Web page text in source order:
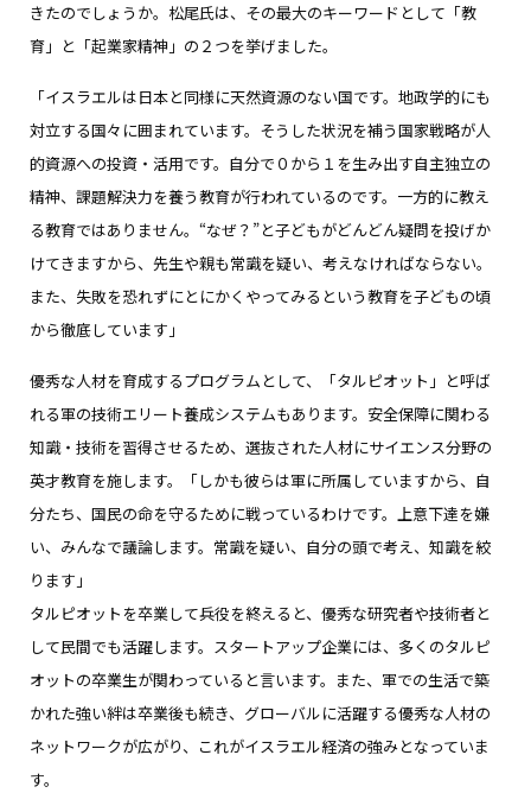
きたのでしょうか。松尾氏は、その最大のキーワードとして「教
育」と「起業家精神」の２つを挙げました。
「イスラエルは日本と同様に天然資源のない国です。地政学的にも
対立する国々に囲まれています。そうした状況を補う国家戦略が人
的資源への投資・活用です。自分で０から１を生み出す自主独立の
精神、課題解決力を養う教育が行われているのです。一方的に教え
る教育ではありません。“なぜ？”と子どもがどんどん疑問を投げか
けてきますから、先生や親も常識を疑い、考えなければならない。
また、失敗を恐れずにとにかくやってみるという教育を子どもの頃
から徹底しています」
優秀な人材を育成するプログラムとして、「タルピオット」と呼ば
れる軍の技術エリート養成システムもあります。安全保障に関わる
知識・技術を習得させるため、選抜された人材にサイエンス分野の
英才教育を施します。「しかも彼らは軍に所属していますから、自
分たち、国民の命を守るために戦っているわけです。上意下達を嫌
い、みんなで議論します。常識を疑い、自分の頭で考え、知識を絞
ります」
タルピオットを卒業して兵役を終えると、優秀な研究者や技術者と
して民間でも活躍します。スタートアップ企業には、多くのタルピ
オットの卒業生が関わっていると言います。また、軍での生活で築
かれた強い絆は卒業後も続き、グローバルに活躍する優秀な人材の
ネットワークが広がり、これがイスラエル経済の強みとなっていま
す。